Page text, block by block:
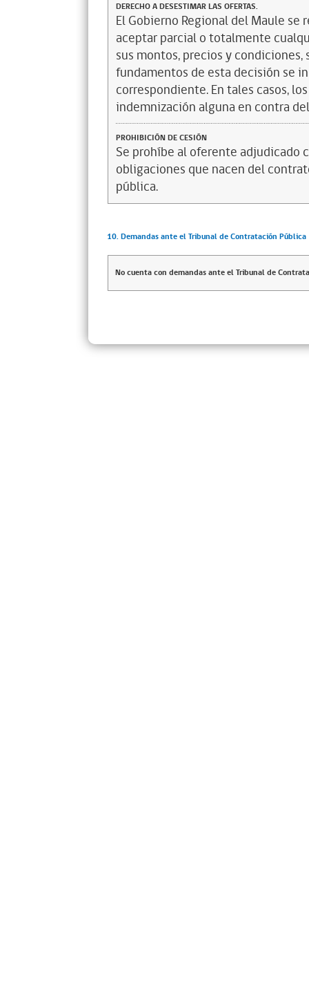
DERECHO A DESESTIMAR LAS OFERTAS.
El Gobierno Regional del Maule se
aceptar parcial o totalmente
sus montos, precios y
fundamentos de esta decisión se
correspondiente. En tales casos,
indemnización alguna en contra
PROHIBICIÓN DE CESIÓN
Se prohíbe al oferente adjudicado
obligaciones que nacen del
pública.
10. Demandas ante el Tribunal de Contratación Pública
No cuenta con demandas ante el Tribunal de